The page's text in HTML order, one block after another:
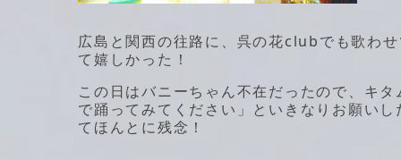
広島と関西の往路に、呉の花clubでも歌わ
て嬉しかった！
この日はバニーちゃん不在だったので、キ
で踊ってみてください」といきなりお願い
てほんとに残念！